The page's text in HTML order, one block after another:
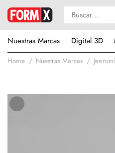
Nuestras Marcas
Digital 3D
Home Nuestras Marcas